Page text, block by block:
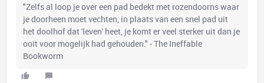
"Zelfs al loop je over een pad bedekt met rozendoorns waar
je doorheen moet vechten, in plaats van een snel pad uit
het doolhof dat 'leven' heet, je komt er veel sterker uit dan je
ooit voor mogelijk had gehouden." - The Ineffable
Bookworm